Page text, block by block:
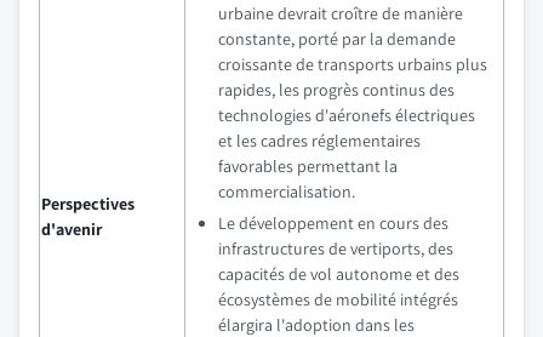
Perspectives
d'avenir
urbaine devrait croître de manière
constante, porté par la demande
croissante de transports urbains plus
rapides, les progrès continus des
technologies d'aéronefs électriques
et les cadres réglementaires
favorables permettant la
commercialisation.
Le développement en cours des
infrastructures de vertiports, des
capacités de vol autonome et des
écosystèmes de mobilité intégrés
élargira l'adoption dans les